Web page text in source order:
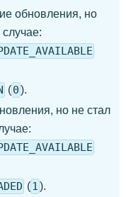
обновления, но
(0).
но не стал
(1).